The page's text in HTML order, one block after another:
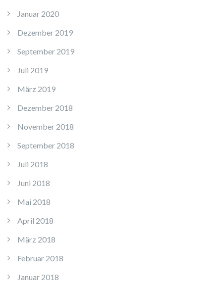
Januar 2020
Dezember 2019
September 2019
Juli 2019
März 2019
Dezember 2018
November 2018
September 2018
Juli 2018
Juni 2018
Mai 2018
April 2018
März 2018
Februar 2018
Januar 2018